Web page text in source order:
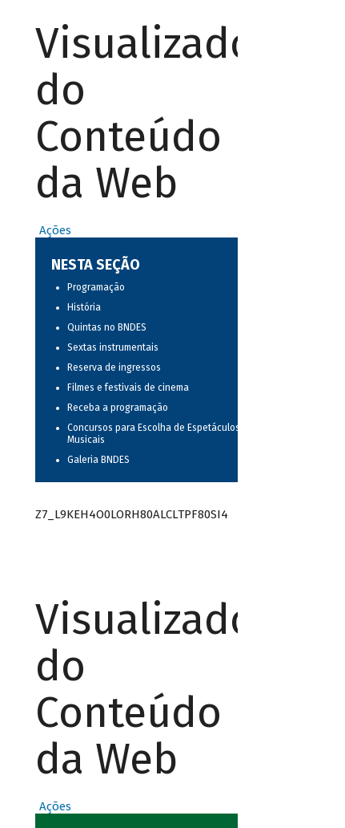
Visualizador
do
Conteúdo
da Web
Ações
NESTA SEÇÃO
Programação
História
Quintas no BNDES
Sextas instrumentais
Reserva de ingressos
Filmes e festivais de cinema
Receba a programação
Concursos para Escolha de Espetáculos
Musicais
Galeria BNDES
Z7_L9KEH4O0LORH80ALCLTPF80SI4
Visualizador
do
Conteúdo
da Web
Ações